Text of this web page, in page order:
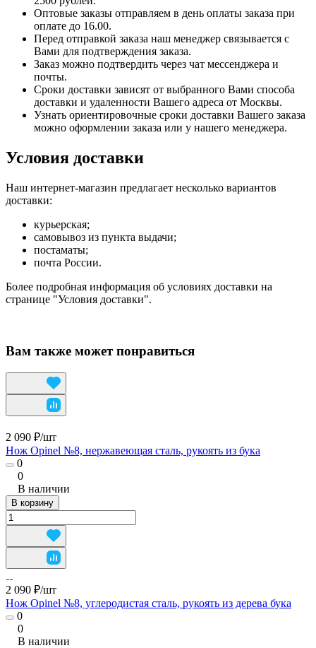
Оптовые заказы отправляем в день оплаты заказа при
оплате до 16.00.
Перед отправкой заказа наш менеджер связывается с
Вами для подтверждения заказа.
Заказ можно подтвердить через чат мессенджера и
почты.
Сроки доставки зависят от выбранного Вами способа
доставки и удаленности Вашего адреса от Москвы.
Узнать ориентировочные сроки доставки Вашего заказа
можно оформлении заказа или у нашего менеджера.
Условия доставки
Наш интернет-магазин предлагает несколько вариантов
доставки:
курьерская;
самовывоз из пункта выдачи;
постаматы;
почта России.
Более подробная информация об условиях доставки на
странице "Условия доставки".
Вам также может понравиться
2 090 ₽/шт
Нож Opinel №8, нержавеющая сталь, рукоять из бука
0
0
В наличии
В корзину
2 090 ₽/шт
Нож Opinel №8, углеродистая сталь, рукоять из дерева бука
0
0
В наличии